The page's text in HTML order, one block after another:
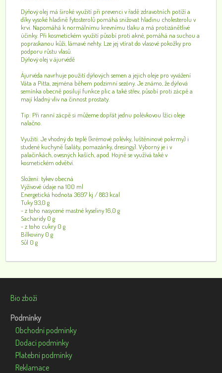
Dýňový olej má široké využití při prevenci v řadě zdravotních potíží a
díky vysoké hladině fytosterolů pomáhá snižovat hladinu cholesterolu v
krvi. Napomáhá k normálnímu krevnímu tlaku a má protizánětlivé
účinky. Při kosmetickém využití působí proti akné, pomáhá na suchou a
popraskanou kůži, lámavé nehty. Lze jej vtírat do vlasové pokožky pro
podporu růstu vlasů.
Dýňový olej v ájurvédě
Ájurvéda navrhuje použití dýňových semen a jejich oleje pro vyvážení
Váta a Pitta, zejména během podzimní sezóny. Je známo, že dýňová
semínka obecně posilují funkce plic a také střev, působí proti zácpě a
mají kladný vliv na činnost prostaty.
Tip: Při ranní zácpě si můžeme dopřát jednu polévkovou lžíci oleje
nalačno.
Využití: Je vhodný do teplé (krémové polévky, luštěninové pokrmy) i
studené kuchyně (saláty, pomazánky, dresingy). Výborný je i v
palačinkách, ovesných kaších, apod. Hojně se využívá také v
kosmetickém odvětví.
Složení: tykev obecná
Výživové údaje na 100 ml
Energetická hodnota 3697 kj / 883 kcal
Tuky 93,0 g
- z toho nasycené mastné kyseliny 16,0 g
Sacharidy 0 g
- z toho cukry 0 g
Bílkoviny 0 g
Sůl 0 g
Bio zboží
Podmínky
Obchodní podmínky
Dodací podmínky
Platební podmínky
Reklamace